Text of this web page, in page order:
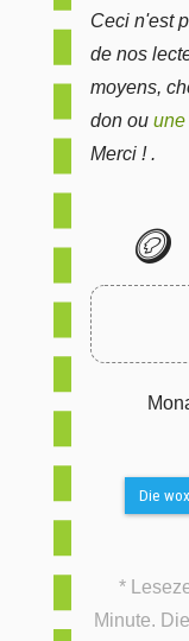
Ceci n'est
de nos
moyens,
don ou une
Merci ! .
🪙
Die
*
Minute.